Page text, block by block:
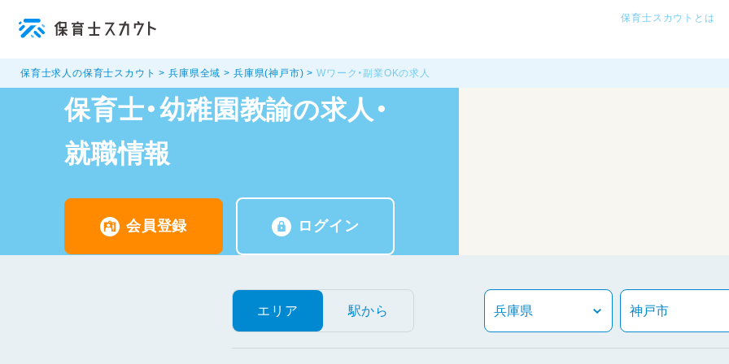
保育士スカウトとは
保育士求人の保育士スカウト 兵庫県全域 兵庫県(神戸市) Wワーク・副業OKの求人
保育士・幼稚園教諭の求人・
就職情報
会員登録 ログイン
エリア 駅から